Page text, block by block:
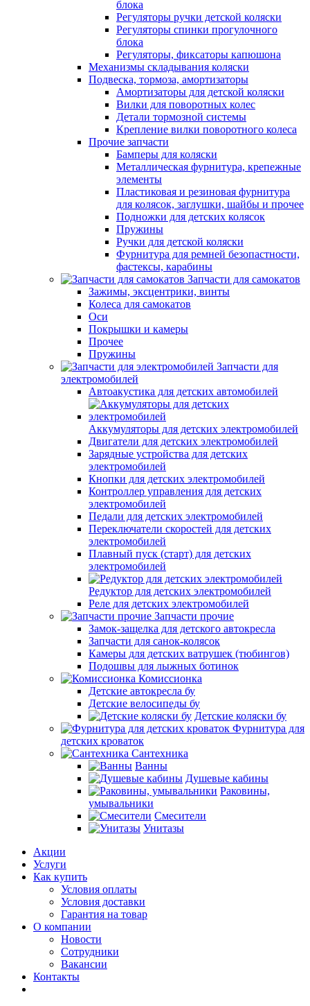
блока
Регуляторы ручки детской коляски
Регуляторы спинки прогулочного
блока
Регуляторы, фиксаторы капюшона
Механизмы складывания коляски
Подвеска, тормоза, амортизаторы
Амортизаторы для детской коляски
Вилки для поворотных колес
Детали тормозной системы
Крепление вилки поворотного колеса
Прочие запчасти
Бамперы для коляски
Металлическая фурнитура, крепежные
элементы
Пластиковая и резиновая фурнитура
для колясок, заглушки, шайбы и прочее
Подножки для детских колясок
Пружины
Ручки для детской коляски
Фурнитура для ремней безопастности,
фастексы, карабины
Запчасти для самокатов
Зажимы, эксцентрики, винты
Колеса для самокатов
Оси
Покрышки и камеры
Прочее
Пружины
Запчасти для
электромобилей
Автоакустика для детских автомобилей
Аккумуляторы для детских электромобилей
Двигатели для детских электромобилей
Зарядные устройства для детских
электромобилей
Кнопки для детских электромобилей
Контроллер управления для детских
электромобилей
Педали для детских электромобилей
Переключатели скоростей для детских
электромобилей
Плавный пуск (старт) для детских
электромобилей
Редуктор для детских электромобилей
Реле для детских электромобилей
Запчасти прочие
Замок-защелка для детского автокресла
Запчасти для санок-колясок
Камеры для детских ватрушек (тюбингов)
Подошвы для лыжных ботинок
Комиссионка
Детские автокресла бу
Детские велосипеды бу
Детские коляски бу
Фурнитура для
детских кроваток
Сантехника
Ванны
Душевые кабины
Раковины,
умывальники
Смесители
Унитазы
Акции
Услуги
Как купить
Условия оплаты
Условия доставки
Гарантия на товар
О компании
Новости
Сотрудники
Вакансии
Контакты